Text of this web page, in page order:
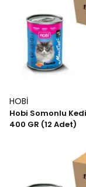
HOBİ
Hobi Somonlu
400 GR (12 Adet)